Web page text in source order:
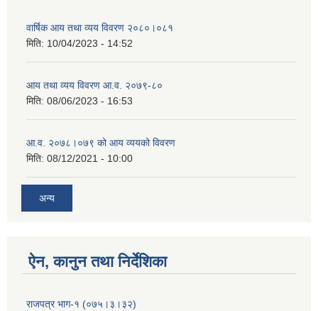
वार्षिक आय तथा व्यय विवरण २०८०।०८१
मिति: 10/04/2023 - 14:52
आय तथा व्यय विवरण आ.व. २०७९-८०
मिति: 08/06/2023 - 16:53
आ.व. २०७८।०७९ को आय व्ययको विवरण
मिति: 08/12/2021 - 10:00
अन्य
ऐन, कानुन तथा निर्देशिका
राजपत्र भाग-१ (०७५।३।३२)